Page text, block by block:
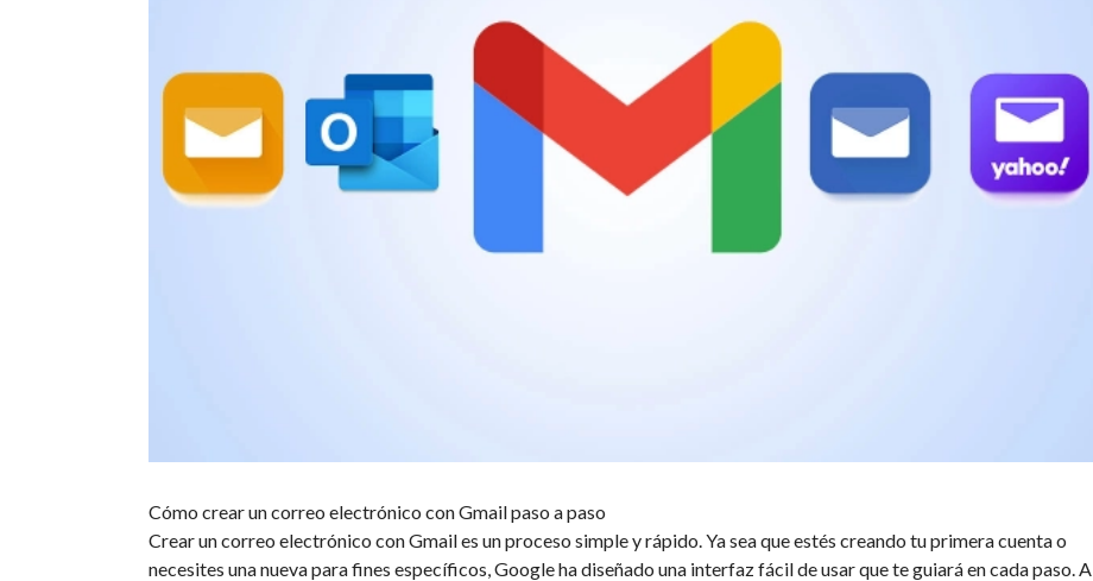
Cómo crear un correo electrónico con Gmail paso a paso
Crear un correo electrónico con Gmail es un proceso simple y rápido. Ya sea que estés creando tu primera cuenta o
necesites una nueva para fines específicos, Google ha diseñado una interfaz fácil de usar que te guiará en cada paso. A